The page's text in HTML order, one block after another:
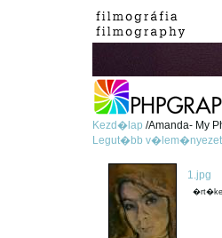
Kezd�lap/Amanda- My
Legut�bb
1.jpg